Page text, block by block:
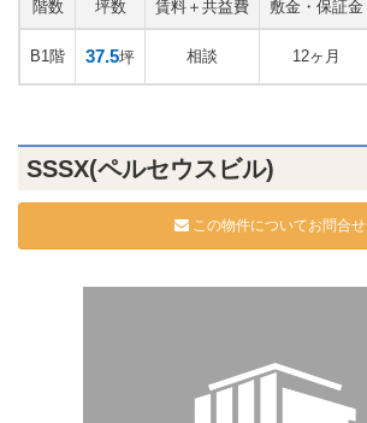
階数 坪数 賃料＋共益費 敷金・保証金
B1階 37.5坪 相談 12ヶ月
SSSX(ペルセウスビル)
この物件についてお問合せ